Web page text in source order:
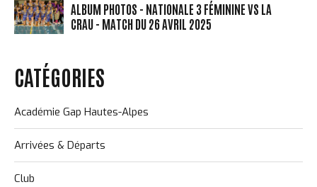
ALBUM PHOTOS - NATIONALE 3 FÉMININE VS LA
CRAU - MATCH DU 26 AVRIL 2025
CATÉGORIES
Académie Gap Hautes-Alpes
Arrivées & Départs
Club